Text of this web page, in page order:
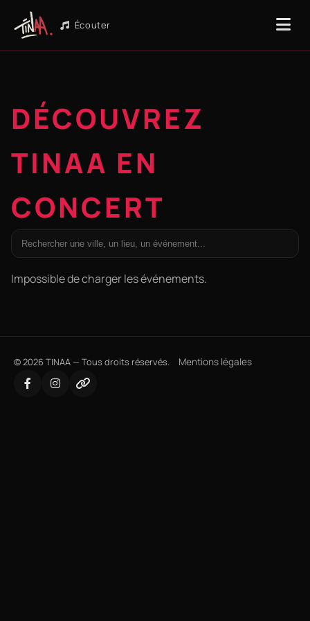
Écouter
DÉCOUVREZ
TINAA EN
CONCERT
Impossible de charger les événements.
©2026 TINAA — Tous droits réservés. Mentions légales